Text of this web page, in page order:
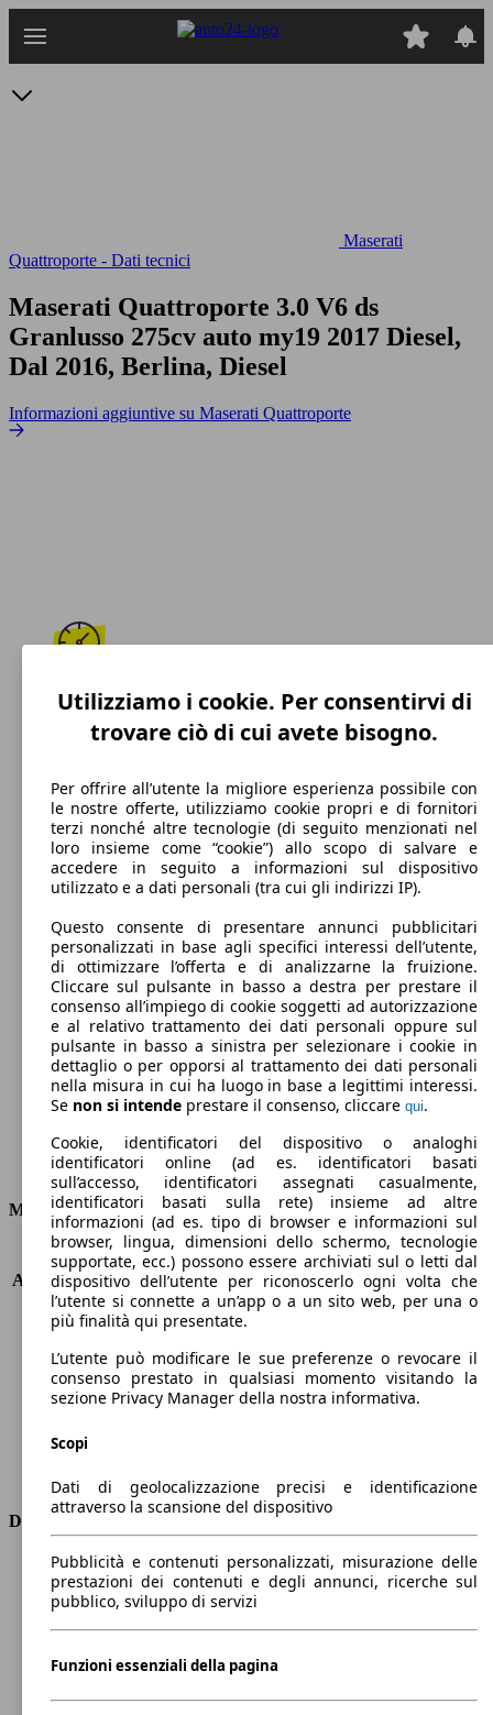
Maserati
Quattroporte - Dati tecnici
Maserati Quattroporte 3.0 V6 ds
Granlusso 275cv auto my19 2017 Diesel,
Dal 2016, Berlina, Diesel
Informazioni aggiuntive su Maserati Quattroporte
252 km/h
Velocità massima
Diesel
Carburante
198 g/km
Emissioni di CO2 (combinato)*
Consumi
Motore e Prestazioni
KW (PS)
202 kW (275 PS)
Accelerazione (0-100 km/h)
6.4s
Velocità massima (km/h)
252 km/h
Numero di marce
8
Coppia
600 nm
Cilindrata
2987 ccm
Carburante
Diesel
Trasmissione
Dimensioni
Lunghezza
5260 mm
Altezza
1480 mm
Larghezza
Peso massimo
-
Utilizziamo i cookie. Per consentirvi di
trovare ciò di cui avete bisogno.
Per offrire all’utente la migliore esperienza possibile con
le nostre offerte, utilizziamo cookie propri e di fornitori
terzi nonché altre tecnologie (di seguito menzionati nel
loro insieme come “cookie”) allo scopo di salvare e
accedere in seguito a informazioni sul dispositivo
utilizzato e a dati personali (tra cui gli indirizzi IP).
Questo consente di presentare annunci pubblicitari
personalizzati in base agli specifici interessi dell’utente,
di ottimizzare l’offerta e di analizzarne la fruizione.
Cliccare sul pulsante in basso a destra per prestare il
consenso all’impiego di cookie soggetti ad autorizzazione
e al relativo trattamento dei dati personali oppure sul
pulsante in basso a sinistra per selezionare i cookie in
dettaglio o per opporsi al trattamento dei dati personali
nella misura in cui ha luogo in base a legittimi interessi.
Se non si intende prestare il consenso, cliccare qui.
Cookie, identificatori del dispositivo o analoghi
identificatori online (ad es. identificatori basati
sull’accesso, identificatori assegnati casualmente,
identificatori basati sulla rete) insieme ad altre
informazioni (ad es. tipo di browser e informazioni sul
browser, lingua, dimensioni dello schermo, tecnologie
supportate, ecc.) possono essere archiviati sul o letti dal
dispositivo dell’utente per riconoscerlo ogni volta che
l’utente si connette a un’app o a un sito web, per una o
più finalità qui presentate.
L’utente può modificare le sue preferenze o revocare il
consenso prestato in qualsiasi momento visitando la
sezione Privacy Manager della nostra informativa.
Scopi
Dati di geolocalizzazione precisi e identificazione
attraverso la scansione del dispositivo
Pubblicità e contenuti personalizzati, misurazione delle
prestazioni dei contenuti e degli annunci, ricerche sul
pubblico, sviluppo di servizi
Funzioni essenziali della pagina